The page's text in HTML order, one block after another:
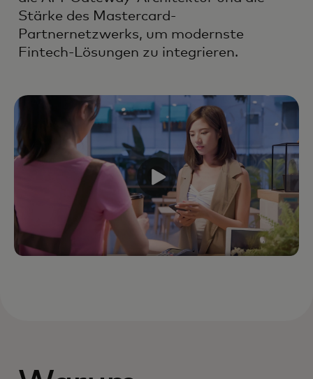
Stärke des Mastercard-
Partnernetzwerks, um modernste
Fintech-Lösungen zu integrieren.